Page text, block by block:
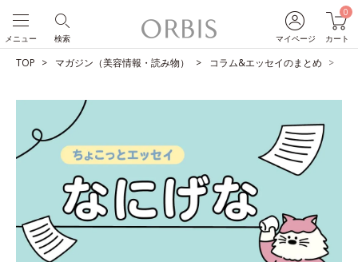
マイページ
0
カート
検索
メニュー
TOP マガジン（美容情報・読み物） コラム&エッセイのまとめ